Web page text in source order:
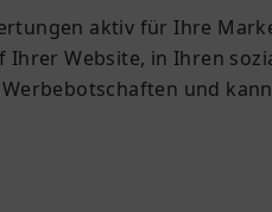
aktiv für Ihre
Ihrer Website, in Ihren
und